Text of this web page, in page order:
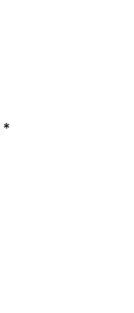
*Обязательно